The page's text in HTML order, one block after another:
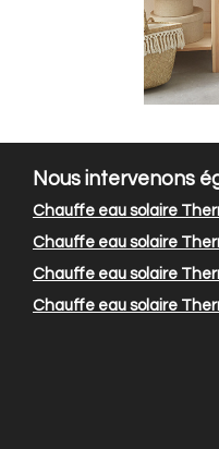
Nous intervenons
Chauffe eau solaire
Chauffe eau solaire
Chauffe eau solaire
Chauffe eau solaire